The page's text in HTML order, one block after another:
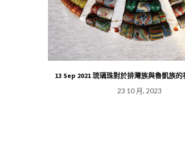
13 Sep 2021 琉璃珠對於排灣族與魯凱族
23 10 月, 2023